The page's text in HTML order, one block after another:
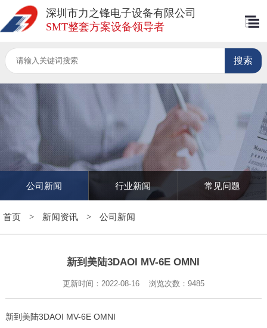
深圳市力之锋电子设备有限公司
SMT整套方案设备领导者
公司新闻 行业新闻 常见问题
首页 > 新闻资讯 > 公司新闻
新到美陆3DAOI MV-6E OMNI
更新时间：2022-08-16 浏览次数： 9485
新到美陆3DAOI MV-6E OMNI